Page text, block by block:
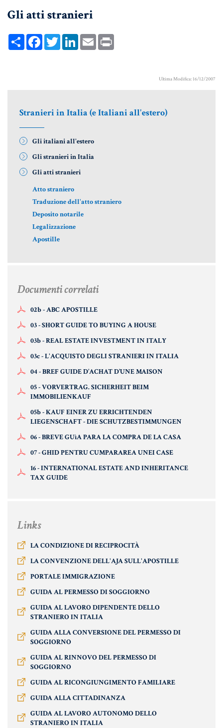
UNIONI CIVILI & CONVIVENZE
EREDITÀ & TESTAMENTO
TESTAMENTO DI VITA
DONAZIONI
PATTO DI FAMIGLIA
TUTELA DEL PATRIMONIO
Aziende e società
ENTI NO-PROFIT
Materiale Giuridico
CODICE CIVILE
LE PAROLE DIFFICILI DEL NOTAIO
MATERIALE GIURIDICO NOTARILE
RISORSE GIURIDICHE
Fiscalità Speciale
DETRAZIONI 36-41-50 %
INDICI E TASSI
TARSU
TASSAZIONE ATTI IMMOBILIARI
Informative Generali
Gli atti stranieri
ShareFacebookTwitterLinkedInEmail
Ultima Modifica: 16/12/2007
Stranieri in Italia (e Italiani all'estero)
Gli italiani all'estero
Gli stranieri in Italia
Gli atti stranieri
Atto straniero
Traduzione dell'atto straniero
Deposito notarile
Legalizzazione
Apostille
Documenti correlati
02b - ABC APOSTILLE
03 - SHORT GUIDE TO BUYING A HOUSE
03b - REAL ESTATE INVESTMENT IN ITALY
03c - L'ACQUISTO DEGLI STRANIERI IN ITALIA
04 - BREF GUIDE D’ACHAT D’UNE MAISON
05 - VORVERTRAG. SICHERHEIT BEIM
IMMOBILIENKAUF
05b - KAUF EINER ZU ERRICHTENDEN
LIEGENSCHAFT - DIE SCHUTZBESTIMMUNGEN
06 - BREVE GUìA PARA LA COMPRA DE LA CASA
07 - GHID PENTRU CUMPARAREA UNEI CASE
16 - INTERNATIONAL ESTATE AND INHERITANCE
TAX GUIDE
Links
LA CONDIZIONE DI RECIPROCITÀ
LA CONVENZIONE DELL'AJA SULL'APOSTILLE
PORTALE IMMIGRAZIONE
GUIDA AL PERMESSO DI SOGGIORNO
GUIDA AL LAVORO DIPENDENTE DELLO
STRANIERO IN ITALIA
GUIDA ALLA CONVERSIONE DEL PERMESSO DI
SOGGIORNO
GUIDA AL RINNOVO DEL PERMESSO DI
SOGGIORNO
GUIDA AL RICONGIUNGIMENTO FAMILIARE
GUIDA ALLA CITTADINANZA
GUIDA AL LAVORO AUTONOMO DELLO
STRANIERO IN ITALIA